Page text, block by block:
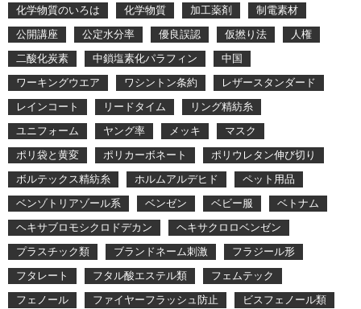
化学物質のいろは
化学物質 加工薬剤
制電素材
公開講座
公定水分率 優良誤認 仮撚り法
人権
二酸化炭素
中鎖塩素化パラフィン
中国
ワーキングウエア
ワシントン条約
レザースタンダード
レインコート
リードタイム
リング精紡糸
ユニフォーム
ヤング率 メッキ
マスク
ポリ袋と黄変
ポリカーボネート
ポリウレタン伸び切り
ボルテックス精紡糸
ホルムアルデヒド
ペット用品
ベンゾトリアゾール系
ベンゼン ベビー服
ベトナム
ヘキサブロモシクロドデカン
ヘキサクロロベンゼン
プラスチック類
ブランドネーム刺激
フラジール形
フタレート
フタル酸エステル類
フェムテック
フェノール
ファイヤーフラッシュ防止
ビスフェノール類